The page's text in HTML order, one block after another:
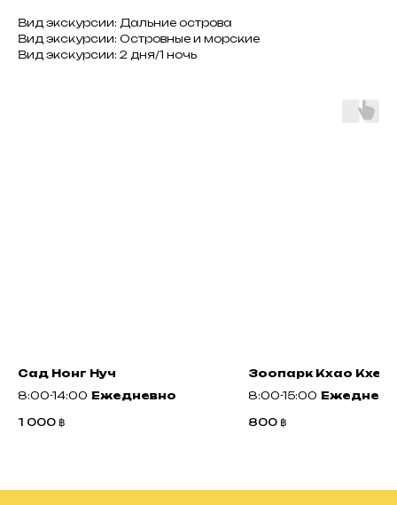
Вид экскурсии: Дальние острова
Вид экскурсии: Островные и морские
Вид экскурсии: 2 дня/1 ночь
Сад Нонг Нуч
8:00-14:00 Ежедневно
1 000 ฿
Зоопарк Кхао Кхео
8:00-15:00
800 ฿